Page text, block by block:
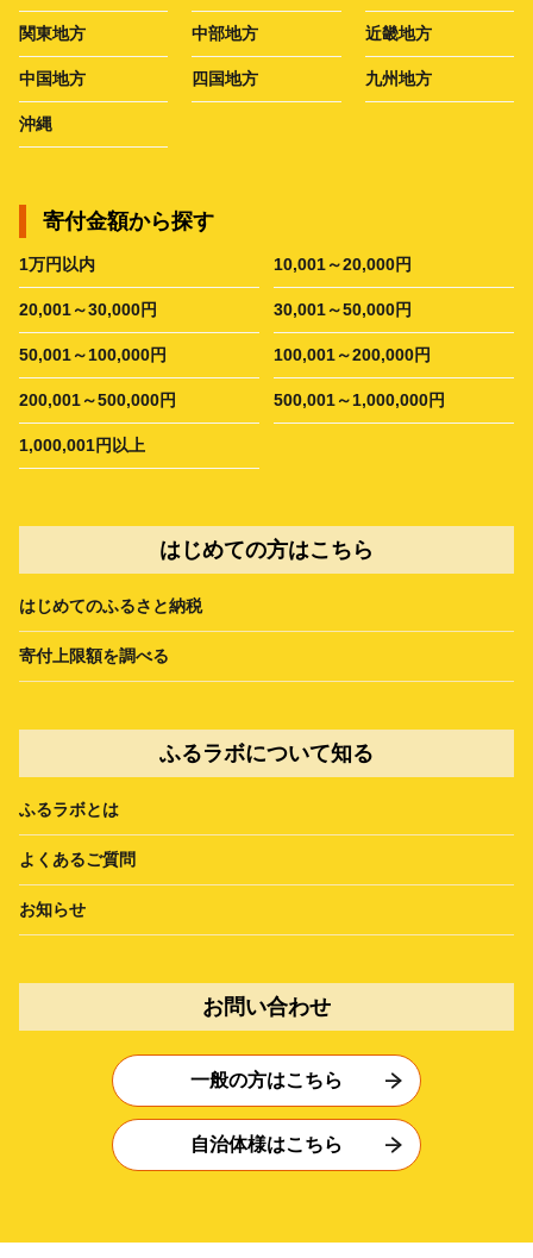
関東地方 中部地方 近畿地方
中国地方 四国地方 九州地方
沖縄
寄付金額から探す
1万円以内 10,001～20,000円
20,001～30,000円 30,001～50,000円
50,001～100,000円 100,001～200,000円
200,001～500,000円 500,001～1,000,000円
1,000,001円以上
はじめての方はこちら
はじめてのふるさと納税
寄付上限額を調べる
ふるラボについて知る
ふるラボとは
よくあるご質問
お知らせ
お問い合わせ
一般の方はこちら
自治体様はこちら